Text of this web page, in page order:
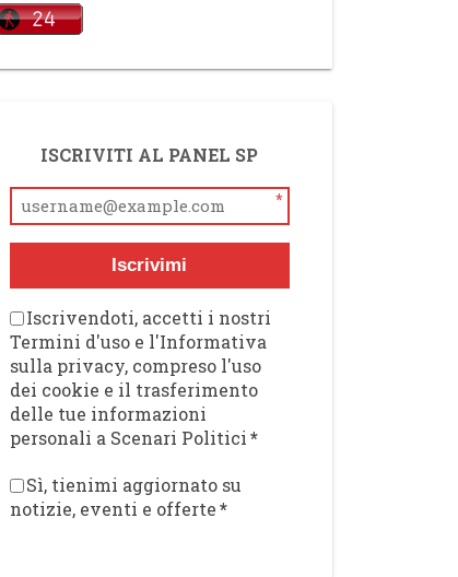
ISCRIVITI AL PANEL SP
*
Iscrivimi
Iscrivendoti, accetti i nostri
Termini d'uso e l'Informativa
sulla privacy, compreso l'uso
dei cookie e il trasferimento
delle tue informazioni
personali a Scenari Politici*
Sì, tienimi aggiornato su
notizie, eventi e offerte*